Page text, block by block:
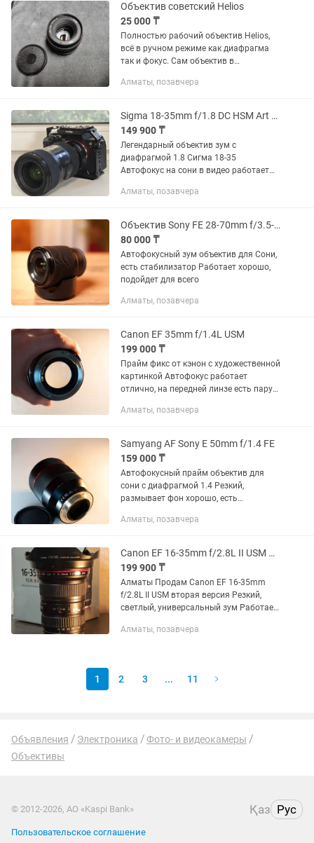
Объектив советский Helios
25 000 ₸
Полностью рабочий объектив Helios,
всё в ручном режиме как диафрагма
так и фокус. Сам объектив в
без царапин. Стоимость 20000 тенге,
Алматы, позавчера
Sigma 18-35mm f/1.8 DC HSM Art для Sony
149 900 ₸
Легендарный объектив зум с
диафрагмой 1.8 Сигма 18-35
Автофокус на сони в видео работает
переходником - 240к
Алматы, позавчера
Объектив Sony FE 28-70mm f/3.5-5.6 OSS
80 000 ₸
Автофокусный зум объектив для Сони,
есть стабилизатор Работает хорошо,
подойдет для всего
Алматы, позавчера
Canon EF 35mm f/1.4L USM
199 000 ₸
Прайм фикс от кэнон с художественной
картинкой Автофокус работает
отлично, на передней линзе есть пару
картинку
Алматы, позавчера
Samyang AF Sony E 50mm f/1.4 FE
159 000 ₸
Автофокусный прайм объектив для
сони с диафрагмой 1.4 Резкий,
размывает фон хорошо, есть
работу Так же есть другие объективы,
Алматы, позавчера
Canon EF 16-35mm f/2.8L II USM Идеал
199 900 ₸
Алматы Продам Canon EF 16-35mm
f/2.8L II USM вторая версия Резкий,
светлый, универсальный зум Работает
Алматы, позавчера
1 2 3 ... 11
Объявления Электроника
Фото- и видеокамеры
Объективы
© 2012-2026, АО «Kaspi Bank» Қаз Рус
Пользовательское соглашение